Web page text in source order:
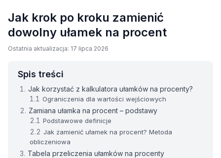
Jak krok po kroku zamienić
dowolny ułamek na procent
Ostatnia aktualizacja: 17 lipca 2026
Spis treści
Jak korzystać z kalkulatora ułamków na procenty?
Ograniczenia dla wartości wejściowych
Zamiana ułamka na procent – podstawy
Podstawowe definicje
Jak zamienić ułamek na procent? Metoda
obliczeniowa
Tabela przeliczenia ułamków na procenty